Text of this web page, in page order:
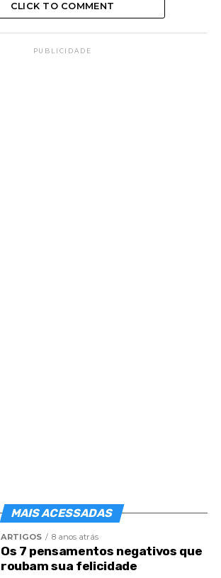
CLICK TO COMMENT
PUBLICIDADE
MAIS ACESSADAS
ARTIGOS 8 anos atrás
Os 7 pensamentos negativos que
roubam sua felicidade